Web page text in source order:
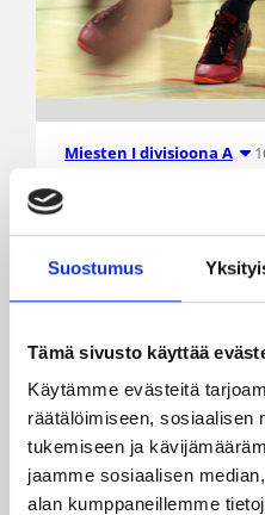
Suostumus
Tämä sivusto käyttää
Käytämme evästeitä
räätälöimiseen, sosiaalisen
tukemiseen ja
jaamme sosiaalisen
alan kumppaneillemme
Miesten I divisioona A
BC Nokia
A:n
Pohitullista
Divari A:n finaaleiden
BC Nokia haki
täpötäyteen ahdatun
Trillerimäiseksi
saakka, jonka
lukemin 82-87 (41-38,